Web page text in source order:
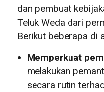
dan pembuat
Teluk Weda dari
Berikut beberapa di
Memperkuat
melakukan
secara rutin